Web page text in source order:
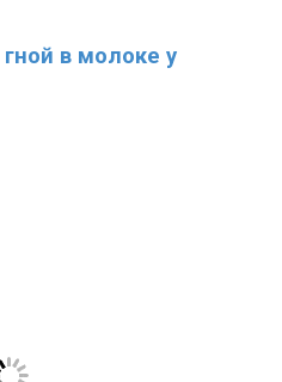
в молоке у